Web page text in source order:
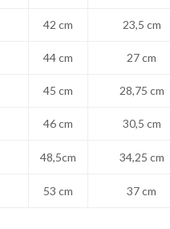
42 cm 23,5 cm
44 cm 27 cm
45 cm 28,75 cm
46 cm 30,5 cm
48,5cm 34,25 cm
53 cm 37 cm